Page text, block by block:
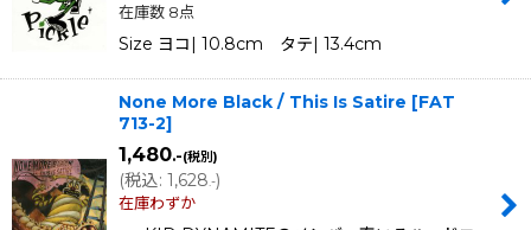
在庫数 8点
Size ヨコ| 10.8cm タテ| 13.4cm
None More Black / This Is Satire [FAT
713-2]
1,480.-(税別)
(税込: 1,628.-)
在庫わずか